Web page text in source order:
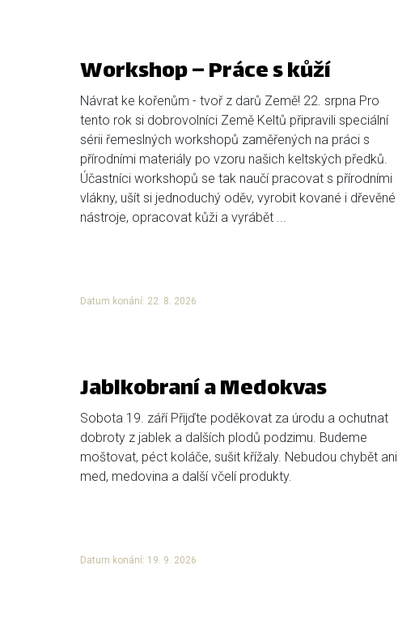
Workshop – Práce s kůží
Návrat ke kořenům - tvoř z darů Země! 22. srpna Pro
tento rok si dobrovolníci Země Keltů připravili speciální
sérii řemeslných workshopů zaměřených na práci s
přírodními materiály po vzoru našich keltských předků.
Účastníci workshopů se tak naučí pracovat s přírodními
vlákny, ušít si jednoduchý oděv, vyrobit kované i dřevěné
nástroje, opracovat kůži a vyrábět ...
Datum konání: 22. 8. 2026
Jablkobraní a Medokvas
Sobota 19. září Přijďte poděkovat za úrodu a ochutnat
dobroty z jablek a dalších plodů podzimu. Budeme
moštovat, péct koláče, sušit křížaly. Nebudou chybět ani
med, medovina a další včelí produkty.
Datum konání: 19. 9. 2026